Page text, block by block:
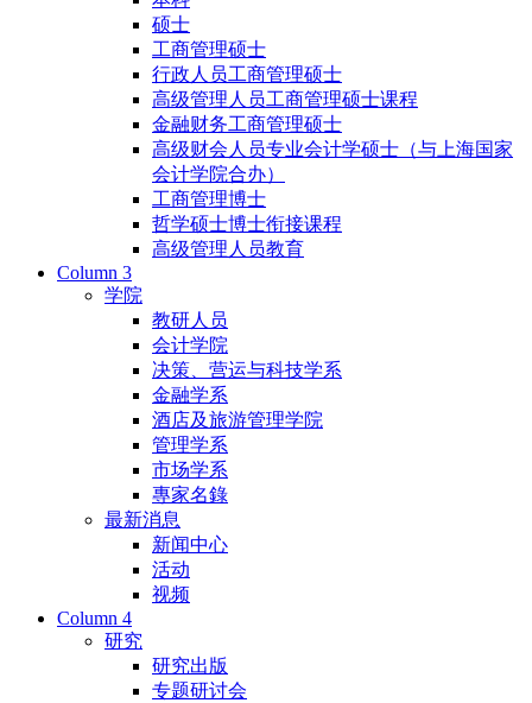
硕士
工商管理硕士
行政人员工商管理硕士
高级管理人员工商管理硕士课程
金融财务工商管理硕士
高级财会人员专业会计学硕士（与上海国家
会计学院合办）
工商管理博士
哲学硕士博士衔接课程
高级管理人员教育
Column 3
学院
教研人员
会计学院
决策、营运与科技学系
金融学系
酒店及旅游管理学院
管理学系
市场学系
專家名錄
最新消息
新闻中心
活动
视频
Column 4
研究
研究出版
专题研讨会